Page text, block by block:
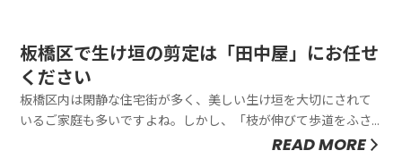
板橋区で生け垣の剪定は「田中屋」にお任せ
ください
板橋区内は閑静な住宅街が多く、美しい生け垣を大切にされて
いるご家庭も多いですよね。しかし、「枝が伸びて歩道をふさ
いでいる」「狭い路地で自転車の通行の邪魔になっている」と
READ MORE